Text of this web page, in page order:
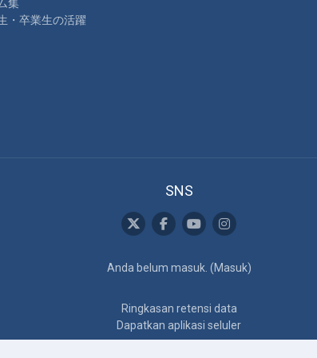
集
・卒業生の活躍
SNS
Anda belum masuk. (Masuk)
Ringkasan retensi data
Dapatkan aplikasi seluler